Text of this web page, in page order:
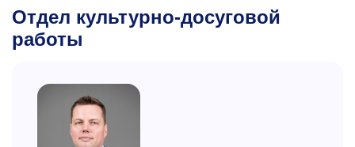
Отдел культурно-досуговой
работы